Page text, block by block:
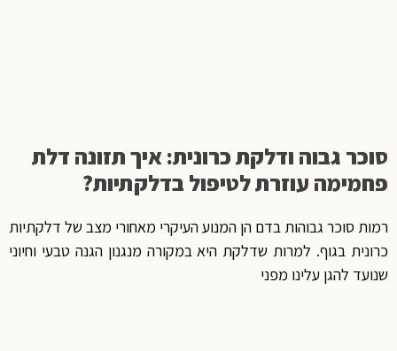
סוכר גבוה ודלקת כרונית: איך תזונה דלת
פחמימה עוזרת לטיפול בדלקתיות?
רמות סוכר גבוהות בדם הן המנוע העיקרי מאחורי מצב של דלקתיות
כרונית בגוף. למרות שדלקת היא במקורה מנגנון הגנה טבעי וחיוני
שנועד להגן עלינו מפני